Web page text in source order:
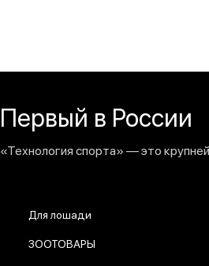
Первый в России
«Технология спорта» — это
Для лошади
ЗООТОВАРЫ